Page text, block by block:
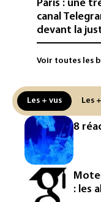
Paris : une
canal
devant la
Jeux vidéo:
promet
Dans les
ferroviaire
les rails du
Meta se
écrits par
OpenAI
Voir toutes les
Les + vus Les
8
: les